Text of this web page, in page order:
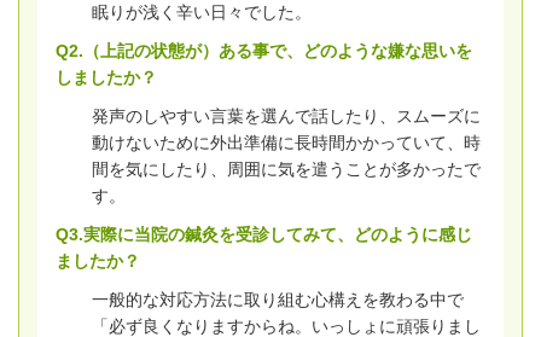
眠りが浅く辛い日々でした。
Q2.（上記の状態が）ある事で、どのような嫌な思いを
しましたか？
発声のしやすい言葉を選んで話したり、スムーズに
動けないために外出準備に長時間かかっていて、時
間を気にしたり、周囲に気を遣うことが多かったで
す。
Q3.実際に当院の鍼灸を受診してみて、どのように感じ
ましたか？
一般的な対応方法に取り組む心構えを教わる中で
「必ず良くなりますからね。いっしょに頑張りまし